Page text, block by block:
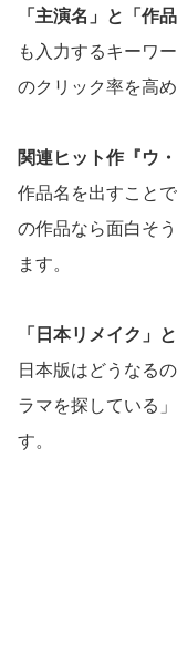
「主演名」と「作
も入力するキーワ
のクリック率を高め
関連ヒット作『ウ
作品名を出すこと
の作品なら面白そ
ます。
「日本リメイク」
日本版はどうなる
ラマを探している
す。